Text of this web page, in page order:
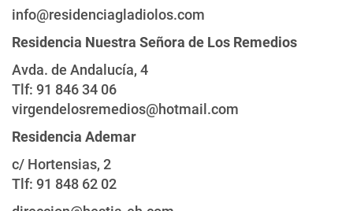
info@residenciagladiolos.com
Residencia Nuestra Señora de Los Remedios
Avda. de Andalucía, 4
Tlf: 91 846 34 06
virgendelosremedios@hotmail.com
Residencia Ademar
c/ Hortensias, 2
Tlf: 91 848 62 02